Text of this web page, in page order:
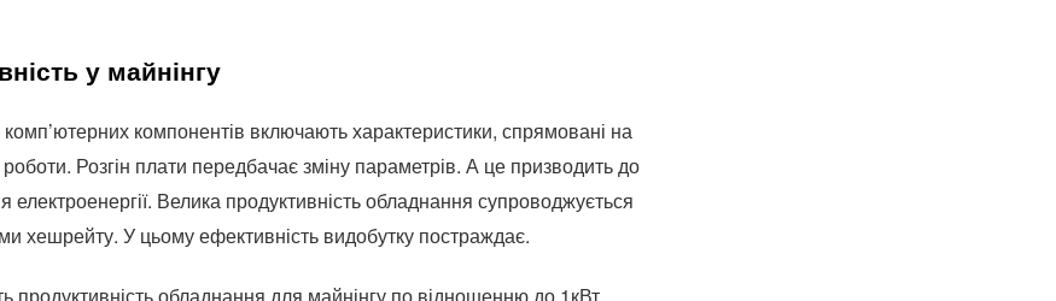
у майнінгу
комп’ютерних компонентів включають характеристики, спрямовані на
Розгін плати передбачає зміну параметрів. А це призводить до
електроенергії. Велика продуктивність обладнання супроводжується
хешрейту. У цьому ефективність видобутку постраждає.